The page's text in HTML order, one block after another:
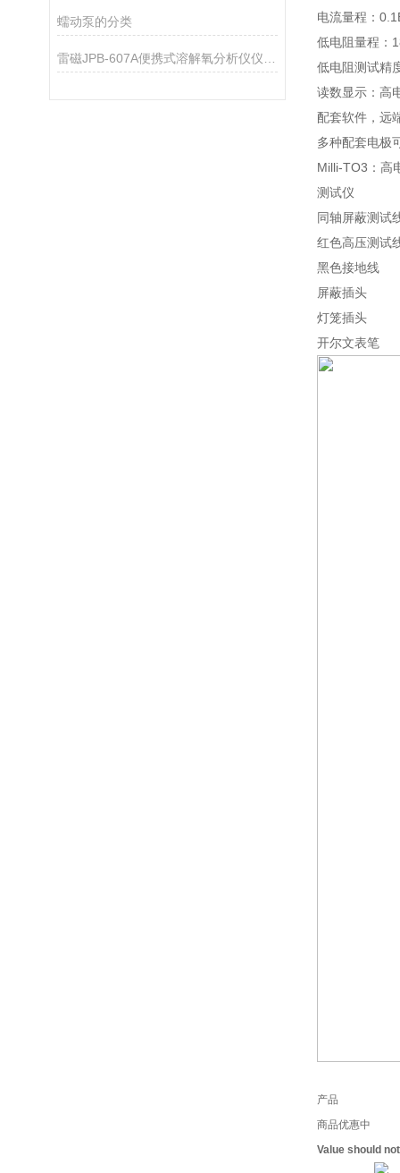
蠕动泵的分类
电流量程：
低电阻量程：
低电阻测试精
读数显示：高
配套软件，远
多种配套电极
Milli-TO3：高
测试仪
同轴屏蔽测试
红色高压测试
黑色接地线
屏蔽插头
灯笼插头
开尔文表笔
产品
商品优惠中
Value should